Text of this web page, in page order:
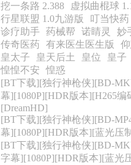
挖一条路 2.388
虚拟曲棍球
行星联盟 1.0九游版
叮当快药
诊疗助手 药械帮 诺睛灵 妙
传奇医药 有来医生医生版
皇太子
皇天后土 皇位 皇子
惶惶不安
惶惑
[BT下载][独行神枪侠][BD-
幕][1080P][HDR版本][H265编
[DreamHD]
[BT下载][独行神枪侠][BD-
幕][1080P][HDR版本][蓝光压
[BT下载][独行神枪侠][BD-
字幕][1080P][HDR版本][蓝光